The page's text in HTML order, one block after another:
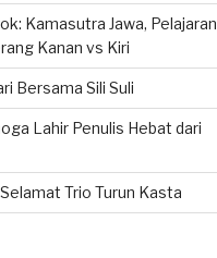
Kamasutra Jawa, Pelajaran
Kanan vs Kiri
Bersama Sili Suli
Lahir Penulis Hebat dari
Selamat Trio Turun Kasta